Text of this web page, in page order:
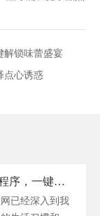
解锁味蕾盛宴
点心诱惑
指尖上的美食管家：点餐小程序，一键解锁味蕾盛宴
已经深入到我